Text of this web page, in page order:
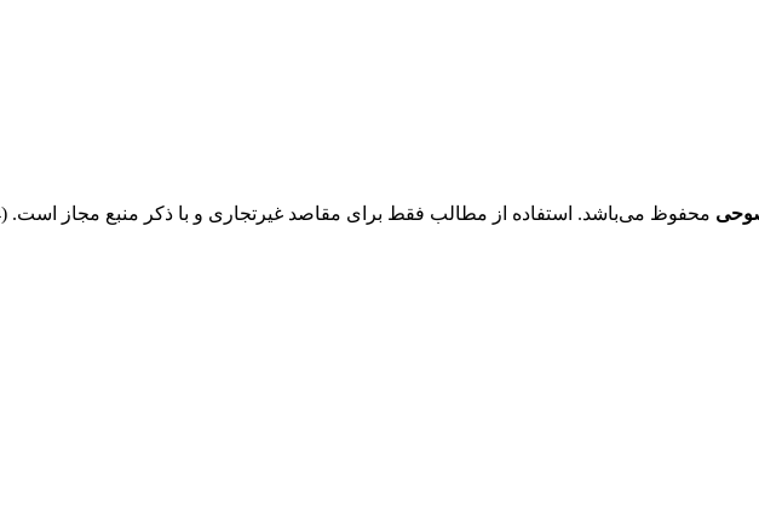
محفوظ می‌باشد. استفاده از مطالب فقط برای مقاصد غیرتجاری و با ذکر منبع مجاز است. (1404-1391)